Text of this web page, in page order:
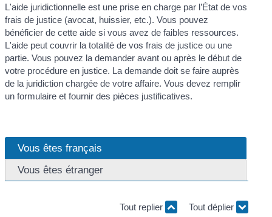
L'aide juridictionnelle est une prise en charge par l’État de vos
frais de justice (avocat, huissier, etc.). Vous pouvez
bénéficier de cette aide si vous avez de faibles ressources.
L'aide peut couvrir la totalité de vos frais de justice ou une
partie. Vous pouvez la demander avant ou après le début de
votre procédure en justice. La demande doit se faire auprès
de la juridiction chargée de votre affaire. Vous devez remplir
un formulaire et fournir des pièces justificatives.
Vous êtes français
Vous êtes étranger
Tout replier Tout déplier